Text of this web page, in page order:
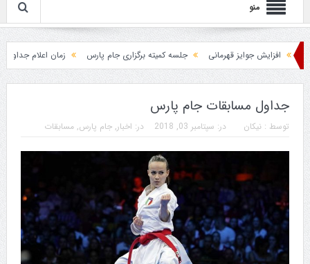
منو
جوایز قهرمانی جلسه کمیته برگزاری جام پارس زمان اعلام جداول مسابقات
جداول مسابقات جام پارس
توسط : نیکان در: سپتامبر 03, 2018 در: اخبار, جام پارس, مسابقات